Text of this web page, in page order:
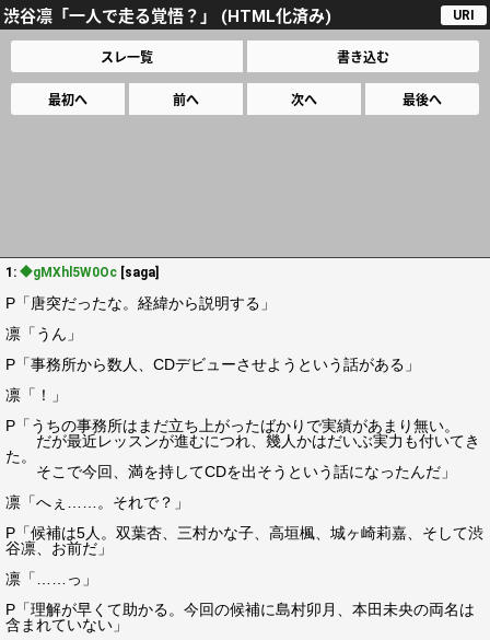
渋谷凛「一人で走る覚悟？」 (HTML化済み) URI
スレ一覧 書き込む
最初へ 前へ 次へ 最後へ
1: ◆gMXhl5W0Oc [saga]
P「唐突だったな。経緯から説明する」
凛「うん」
P「事務所から数人、CDデビューさせようという話がある」
凛「！」
P「うちの事務所はまだ立ち上がったばかりで実績があまり無い。
だが最近レッスンが進むにつれ、幾人かはだいぶ実力も付いてき
た。
そこで今回、満を持してCDを出そうという話になったんだ」
凛「へぇ……。それで？」
P「候補は5人。双葉杏、三村かな子、高垣楓、城ヶ崎莉嘉、そして渋
谷凛、お前だ」
凛「……っ」
P「理解が早くて助かる。今回の候補に島村卯月、本田未央の両名は
含まれていない」